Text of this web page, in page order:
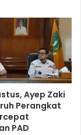
Ayep Zaki
Perangkat
PAD